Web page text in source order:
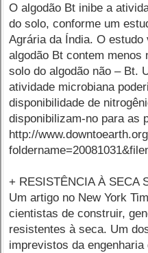
O algodão Bt inibe a
do solo, conforme um
Agrária da Índia. O
algodão Bt contem menos
solo do algodão não – Bt.
atividade microbiana
disponibilidade de
disponibilizam-no para as
http://
+ RESISTÊNCIA À SECA
Um artigo no New York
cientistas de construir,
resistentes à seca. Um
imprevistos da engenharia